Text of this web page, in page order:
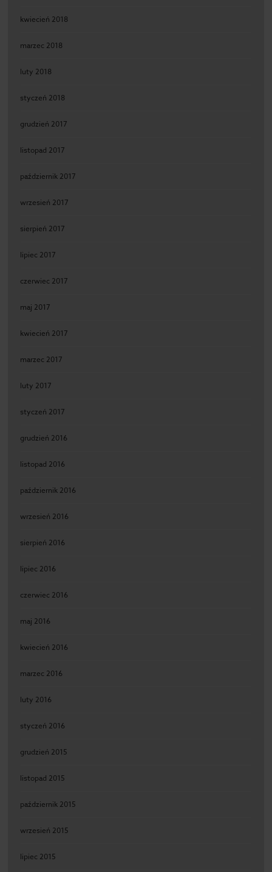
kwiecień 2018
marzec 2018
luty 2018
styczeń 2018
grudzień 2017
listopad 2017
październik 2017
wrzesień 2017
sierpień 2017
lipiec 2017
czerwiec 2017
maj 2017
kwiecień 2017
marzec 2017
luty 2017
styczeń 2017
grudzień 2016
listopad 2016
październik 2016
wrzesień 2016
sierpień 2016
lipiec 2016
czerwiec 2016
maj 2016
kwiecień 2016
marzec 2016
luty 2016
styczeń 2016
grudzień 2015
listopad 2015
październik 2015
wrzesień 2015
lipiec 2015